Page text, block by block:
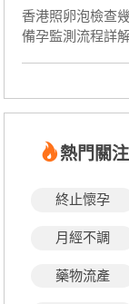
香港照卵泡檢查
備孕監測流程詳
熱門關注
終止懷孕
月經不調
藥物流產